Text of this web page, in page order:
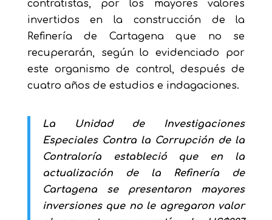
contratistas, por los mayores valores
invertidos en la construcción de la
Refinería de Cartagena que no se
recuperarán, según lo evidenciado por
este organismo de control, después de
cuatro años de estudios e indagaciones.
La Unidad de Investigaciones
Especiales Contra la Corrupción de la
Contraloría estableció que en la
actualización de la Refinería de
Cartagena se presentaron mayores
inversiones que no le agregaron valor